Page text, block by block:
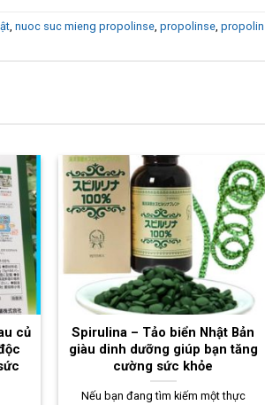
nuoc suc mieng propolinse propolinse
củ
Spirulina – Tảo biển Nhật Bản
giàu dinh dưỡng giúp bạn tăng
cường sức khỏe
Nếu bạn đang tìm kiếm một thực